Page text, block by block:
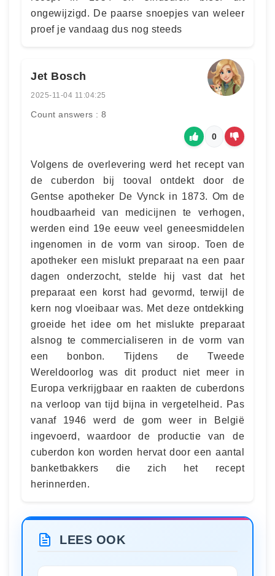
ongewijzigd. De paarse snoepjes van weleer
proef je vandaag dus nog steeds
Jet Bosch
2025-11-04 11:04:25
Count answers : 8
0
Volgens de overlevering werd het recept van
de cuberdon bij tooval ontdekt door de
Gentse apotheker De Vynck in 1873. Om de
houdbaarheid van medicijnen te verhogen,
werden eind 19e eeuw veel geneesmiddelen
ingenomen in de vorm van siroop. Toen de
apotheker een mislukt preparaat na een paar
dagen onderzocht, stelde hij vast dat het
preparaat een korst had gevormd, terwijl de
kern nog vloeibaar was. Met deze ontdekking
groeide het idee om het mislukte preparaat
alsnog te commercialiseren in de vorm van
een bonbon. Tijdens de Tweede
Wereldoorlog was dit product niet meer in
Europa verkrijgbaar en raakten de cuberdons
na verloop van tijd bijna in vergetelheid. Pas
vanaf 1946 werd de gom weer in België
ingevoerd, waardoor de productie van de
cuberdon kon worden hervat door een aantal
banketbakkers die zich het recept
herinnerden.
LEES OOK